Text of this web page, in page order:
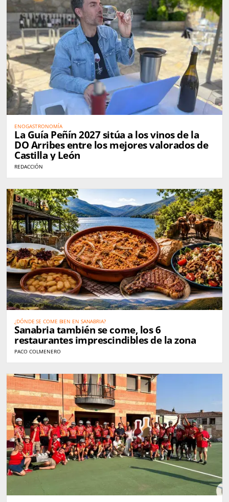
ENOGASTRONOMÍA
La Guía Peñín 2027 sitúa a los vinos de la
DO Arribes entre los mejores valorados de
Castilla y León
REDACCIÓN
¿DÓNDE SE COME BIEN EN SANABRIA?
Sanabria también se come, los 6
restaurantes imprescindibles de la zona
PACO COLMENERO